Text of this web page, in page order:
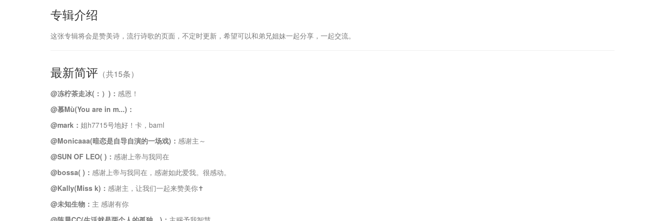
专辑介绍
这张专辑将会是赞美诗，流行诗歌的页面，不定时更新，希望可以和弟兄姐妹一起分享，一起交流。
最新简评 （共15条）
@冻柠茶走冰(：）)： 感恩！
@慕Mù(You are in m...)：
@mark： 姐h7715号地好！卡，baml
@Monicaaa(暗恋是自导自演的一场戏)： 感谢主～
@SUN OF LEO( )： 感谢上帝与我同在
@bossa( )： 感谢上帝与我同在，感谢如此爱我。很感动。
@Kally(Miss k)： 感谢主，让我们一起来赞美你✝
@未知生物： 主 感谢有你